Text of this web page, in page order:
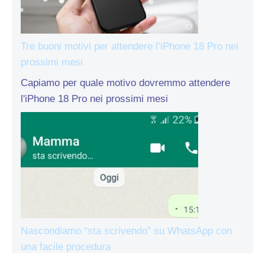
Tre buoni motivi per attendere l’iPhone 18 Pro nei
prossimi mesi
Capiamo per quale motivo dovremmo attendere
l'iPhone 18 Pro nei prossimi mesi
Nascondiamo “sta scrivendo” su WhatsApp con
una facile procedura